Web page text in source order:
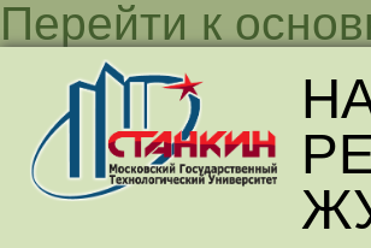
Перейти к